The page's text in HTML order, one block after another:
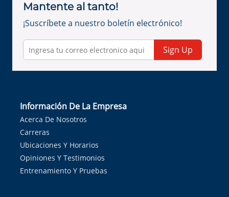
Mantente al tanto!
¡Suscríbete a nuestro boletín electrónico!
Sign Up
Información De La Empresa
Acerca De Nosotros
Carreras
Ubicaciones Y Horarios
Opiniones Y Testimonios
Entrenamiento Y Pruebas